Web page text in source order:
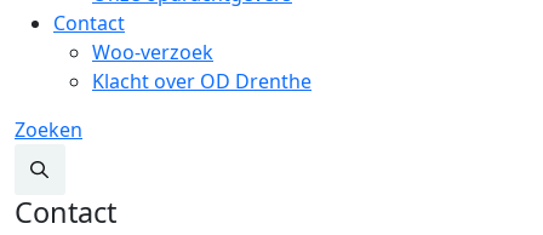
Contact
Woo-verzoek
Klacht over OD Drenthe
Zoeken
Contact